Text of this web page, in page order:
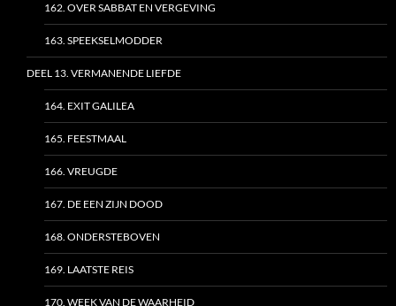
162. OVER SABBAT EN VERGEVING
163. SPEEKSELMODDER
DEEL 13. VERMANENDE LIEFDE
164. EXIT GALILEA
165. FEESTMAAL
166. VREUGDE
167. DE EEN ZIJN DOOD
168. ONDERSTEBOVEN
169. LAATSTE REIS
170. WEEK VAN DE WAARHEID